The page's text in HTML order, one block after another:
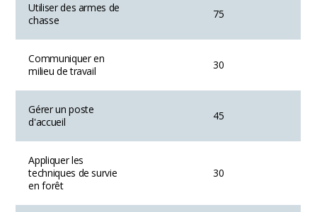
Utiliser des armes de
chasse
75
Communiquer en
milieu de travail
30
Gérer un poste
d'accueil
45
Appliquer les
techniques de survie
en forêt
30